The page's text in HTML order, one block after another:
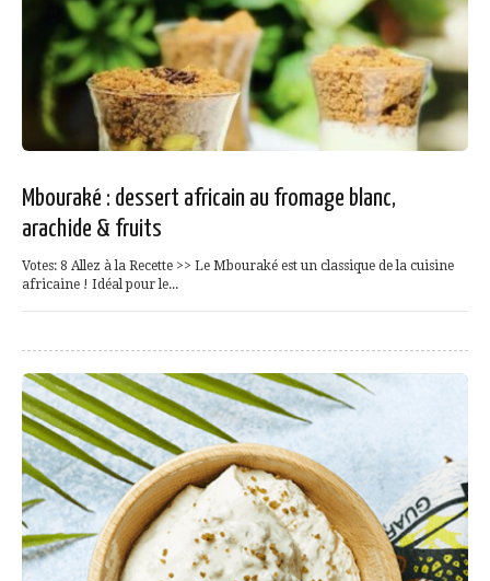
Mbouraké : dessert africain au fromage blanc,
arachide & fruits
Votes: 8 Allez à la Recette >> Le Mbouraké est un classique de la cuisine
africaine ! Idéal pour le...